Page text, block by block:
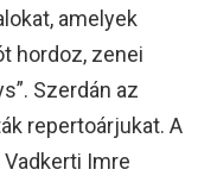
amelyek
hordoz, zenei
Szerdán az
repertoárjukat. A
Imre